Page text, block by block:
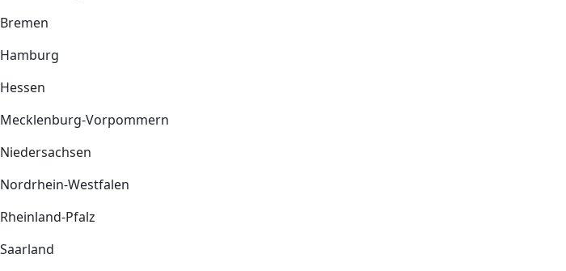
Bremen
Hamburg
Hessen
Mecklenburg-Vorpommern
Niedersachsen
Nordrhein-Westfalen
Rheinland-Pfalz
Saarland